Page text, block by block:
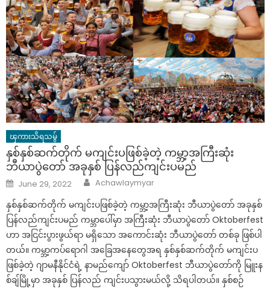
ၾကားသိရသမွ်
နှစ်နှစ်ဆက်တိုက် မကျင်းပဖြစ်ခဲ့တဲ့ ကမ္ဘာ့အကြီးဆုံး
ဘီယာပွဲတော် အခုနှစ် ပြန်လည်ကျင်းပမည်
Posted
on
June 29, 2022 Author
Achawlaymyar
နှစ်နှစ်ဆက်တိုက် မကျင်းပဖြစ်ခဲ့တဲ့ ကမ္ဘာ့အကြီးဆုံး ဘီယာပွဲတော် အခုနှစ်
ပြန်လည်ကျင်းပမည် ကမ္ဘာပေါ်မှာ အကြီးဆုံး ဘီယာပွဲတော် Oktoberfest
ဟာ အငြင်းပွားဖွယ်ရာ မရှိသော အကောင်းဆုံး ဘီယာပွဲတော် တစ်ခု ဖြစ်ပါ
တယ်။ ကမ္ဘာ့ကပ်ရောဂါ အခြေအနေတွေအရ နှစ်နှစ်ဆက်တိုက် မကျင်းပ
ဖြစ်ခဲ့တဲ့ ဂျာမနီနိုင်ငံရဲ့ နာမည်ကျော် Oktoberfest ဘီယာပွဲတော်ကို မြူးန
စ်ချ်မြို့မှာ အခုနှစ် ပြန်လည် ကျင်းပသွားမယ်လို့ သိရပါတယ်။ နှစ်စဉ်